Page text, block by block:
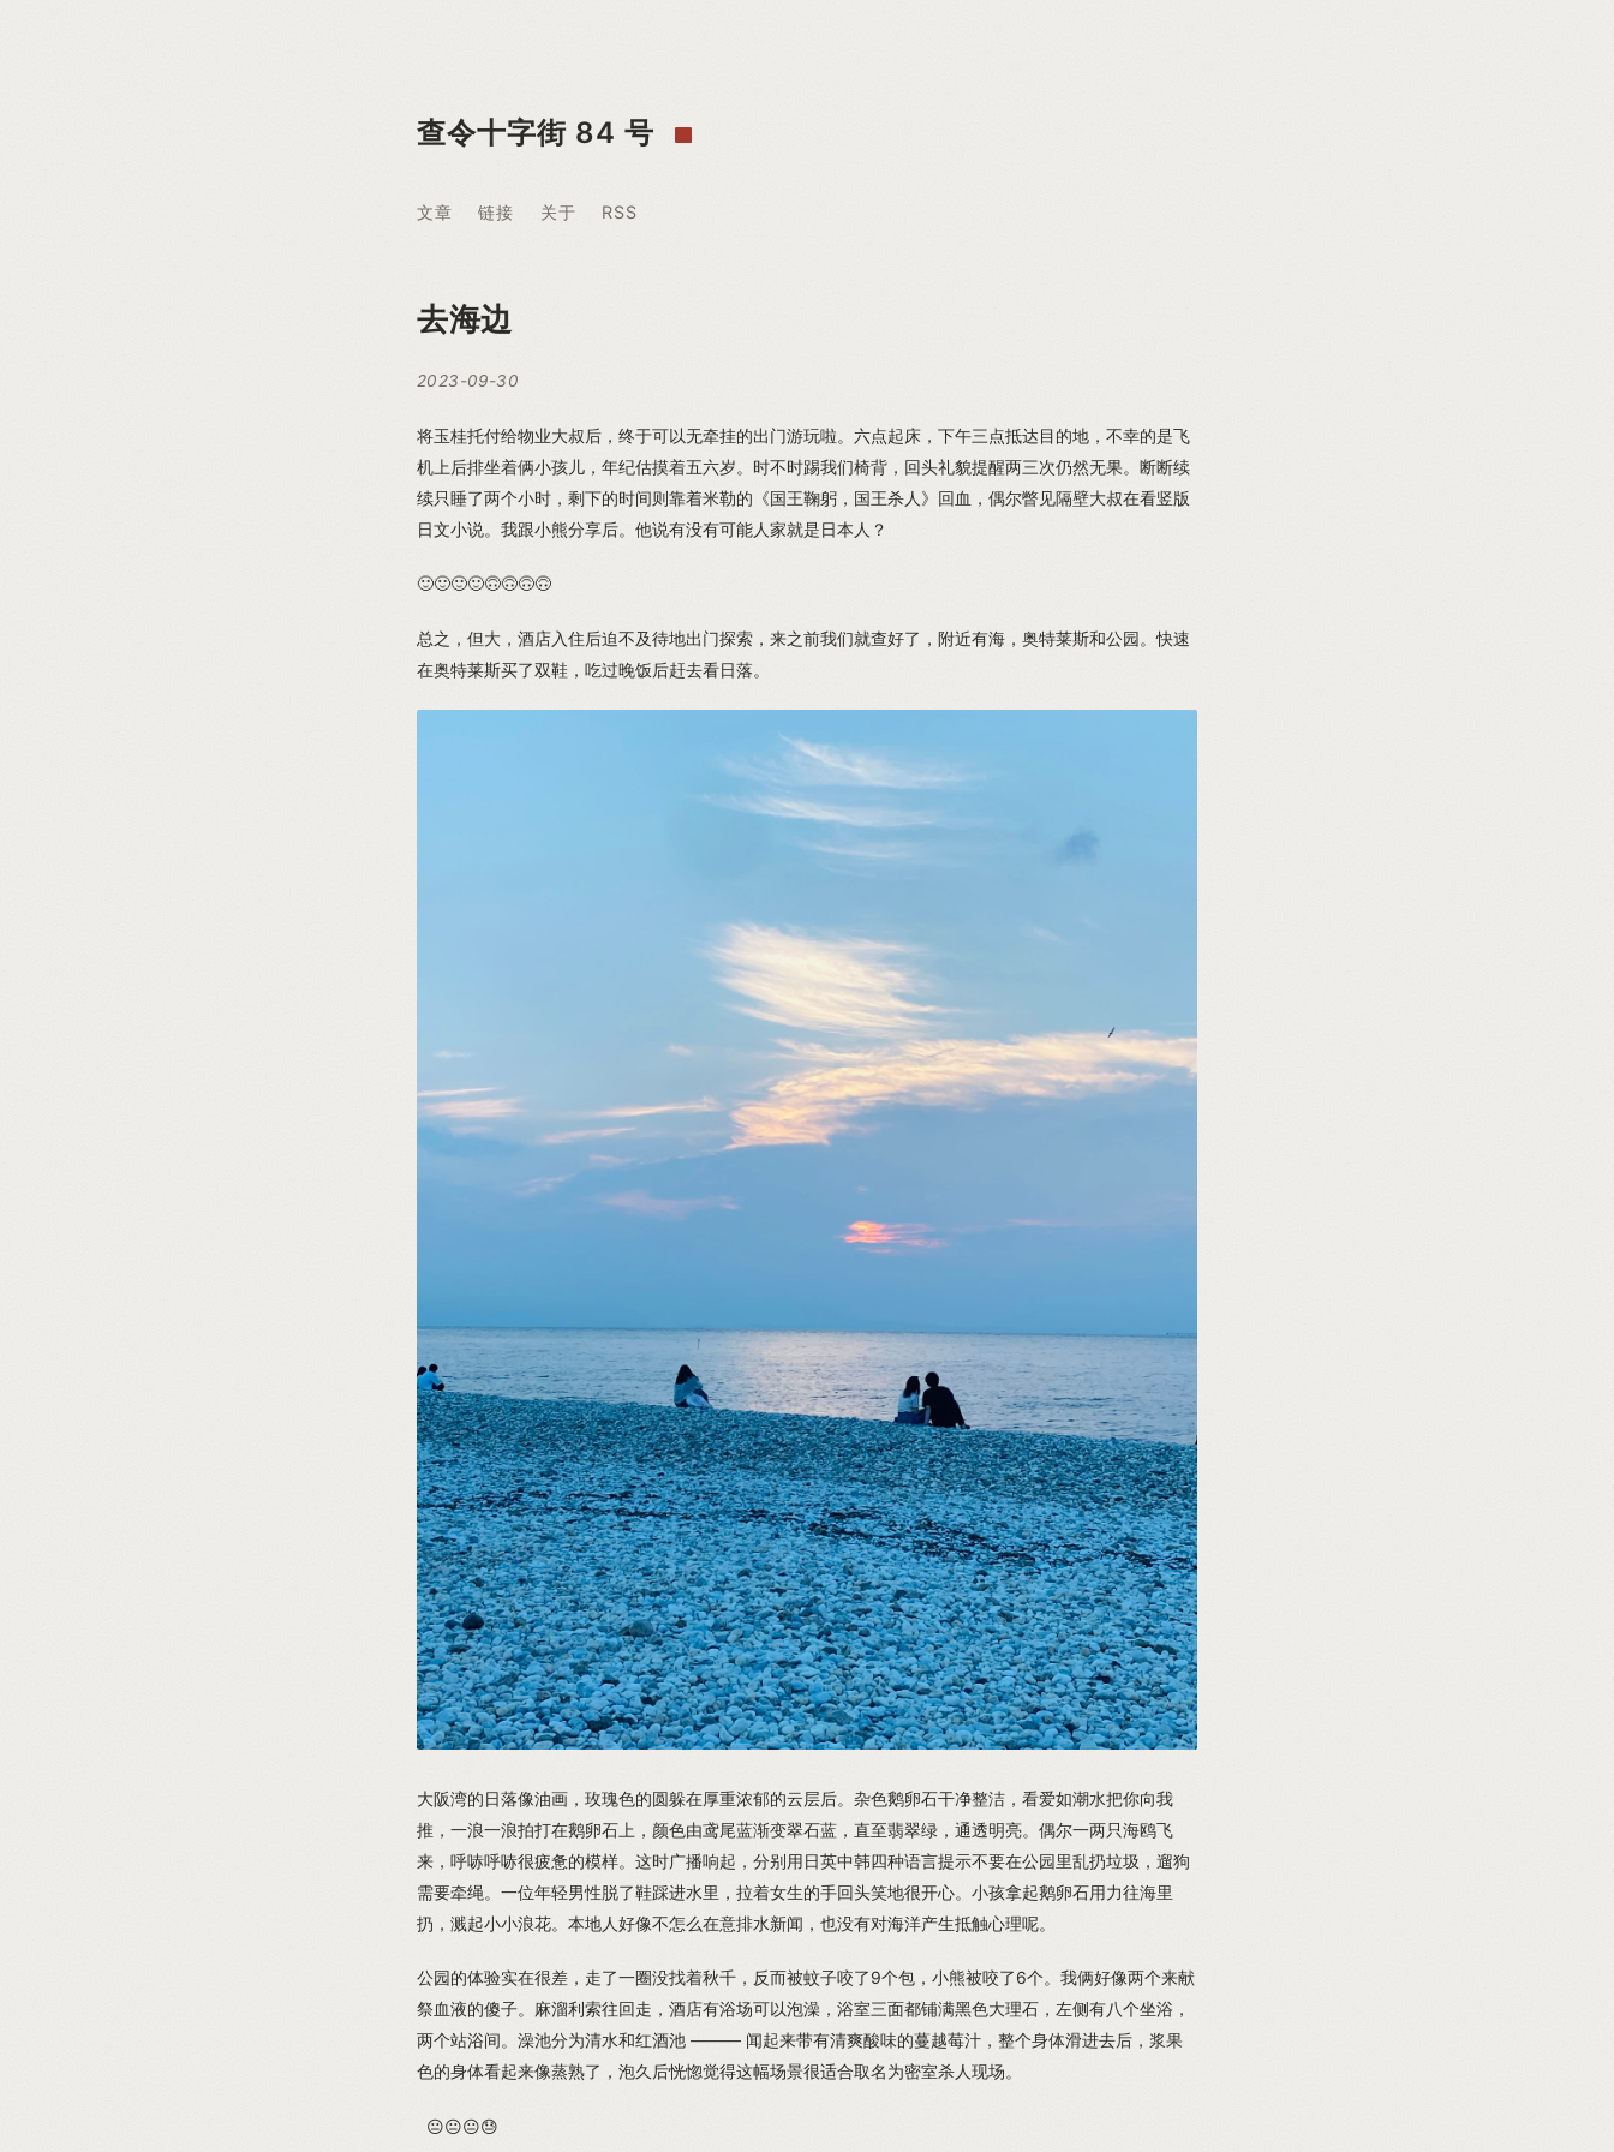
查令十字街 84 号
文章 链接 关于 RSS
去海边
2023-09-30
将玉桂托付给物业大叔后，终于可以无牵挂的出门游玩啦。六点起床，下午三点抵达目的地，不幸的是飞
机上后排坐着俩小孩儿，年纪估摸着五六岁。时不时踢我们椅背，回头礼貌提醒两三次仍然无果。断断续
续只睡了两个小时，剩下的时间则靠着米勒的《国王鞠躬，国王杀人》回血，偶尔瞥见隔壁大叔在看竖版
日文小说。我跟小熊分享后。他说有没有可能人家就是日本人？
🙂🙂🙂🙂🙃🙃🙃🙃
总之，但大，酒店入住后迫不及待地出门探索，来之前我们就查好了，附近有海，奥特莱斯和公园。快速
在奥特莱斯买了双鞋，吃过晚饭后赶去看日落。
大阪湾的日落像油画，玫瑰色的圆躲在厚重浓郁的云层后。杂色鹅卵石干净整洁，看爱如潮水把你向我
推，一浪一浪拍打在鹅卵石上，颜色由鸢尾蓝渐变翠石蓝，直至翡翠绿，通透明亮。偶尔一两只海鸥飞
来，呼哧呼哧很疲惫的模样。这时广播响起，分别用日英中韩四种语言提示不要在公园里乱扔垃圾，遛狗
需要牵绳。一位年轻男性脱了鞋踩进水里，拉着女生的手回头笑地很开心。小孩拿起鹅卵石用力往海里
扔，溅起小小浪花。本地人好像不怎么在意排水新闻，也没有对海洋产生抵触心理呢。
公园的体验实在很差，走了一圈没找着秋千，反而被蚊子咬了9个包，小熊被咬了6个。我俩好像两个来献
祭血液的傻子。麻溜利索往回走，酒店有浴场可以泡澡，浴室三面都铺满黑色大理石，左侧有八个坐浴，
两个站浴间。澡池分为清水和红酒池 ——— 闻起来带有清爽酸味的蔓越莓汁，整个身体滑进去后，浆果
色的身体看起来像蒸熟了，泡久后恍惚觉得这幅场景很适合取名为密室杀人现场。
😐😐😐😓